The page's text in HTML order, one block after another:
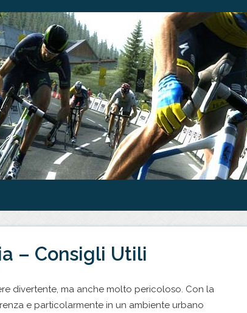
– Consigli Utili
divertente, ma anche molto pericoloso. Con la
e particolarmente in un ambiente urbano